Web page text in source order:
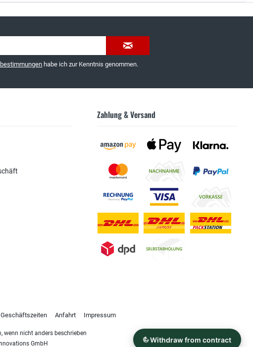
habe ich zur Kenntnis genommen.
Zahlung & Versand
Geschäftszeiten Anfahrt Impressum
wenn nicht anders beschrieben
GmbH